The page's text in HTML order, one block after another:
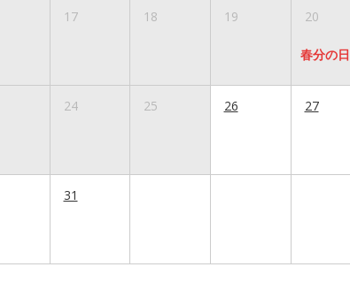
17 18 19 20
春分の日
24 25 26 27
31